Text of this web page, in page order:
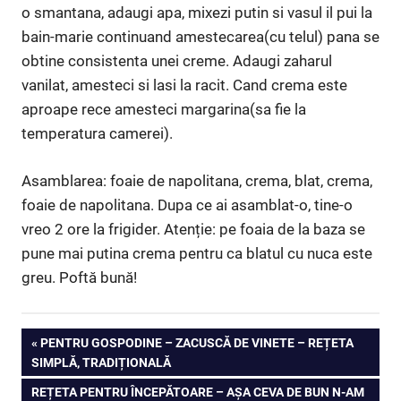
o smantana, adaugi apa, mixezi putin si vasul il pui la
bain-marie continuand amestecarea(cu telul) pana se
obtine consistenta unei creme. Adaugi zaharul
vanilat, amesteci si lasi la racit. Cand crema este
aproape rece amesteci margarina(sa fie la
temperatura camerei).
Asamblarea: foaie de napolitana, crema, blat, crema,
foaie de napolitana. Dupa ce ai asamblat-o, tine-o
vreo 2 ore la frigider. Atenție: pe foaia de la baza se
pune mai putina crema pentru ca blatul cu nuca este
greu. Poftă bună!
Navigare
în
PREVIOUS
POST:
PENTRU GOSPODINE – ZACUSCĂ DE VINETE – REȚETA
SIMPLĂ, TRADIȚIONALĂ
NEXT
REȚETA PENTRU ÎNCEPĂTOARE – AȘA CEVA DE BUN N-AM